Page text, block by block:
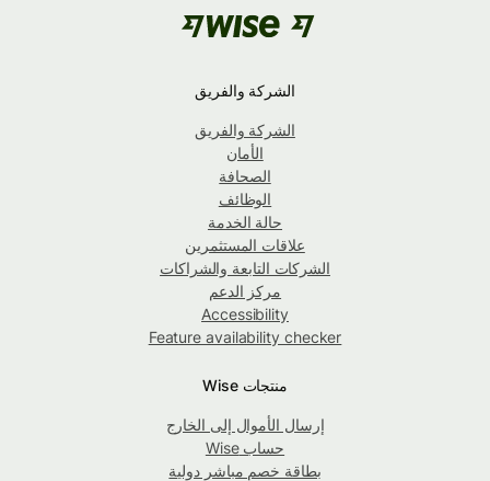
الشركة والفريق
الشركة والفريق
الأمان
الصحافة
الوظائف
حالة الخدمة
علاقات المستثمرين
الشركات التابعة والشراكات
مركز الدعم
Accessibility
Feature availability checker
منتجات Wise
إرسال الأموال إلى الخارج
حساب Wise
بطاقة خصم مباشر دولية